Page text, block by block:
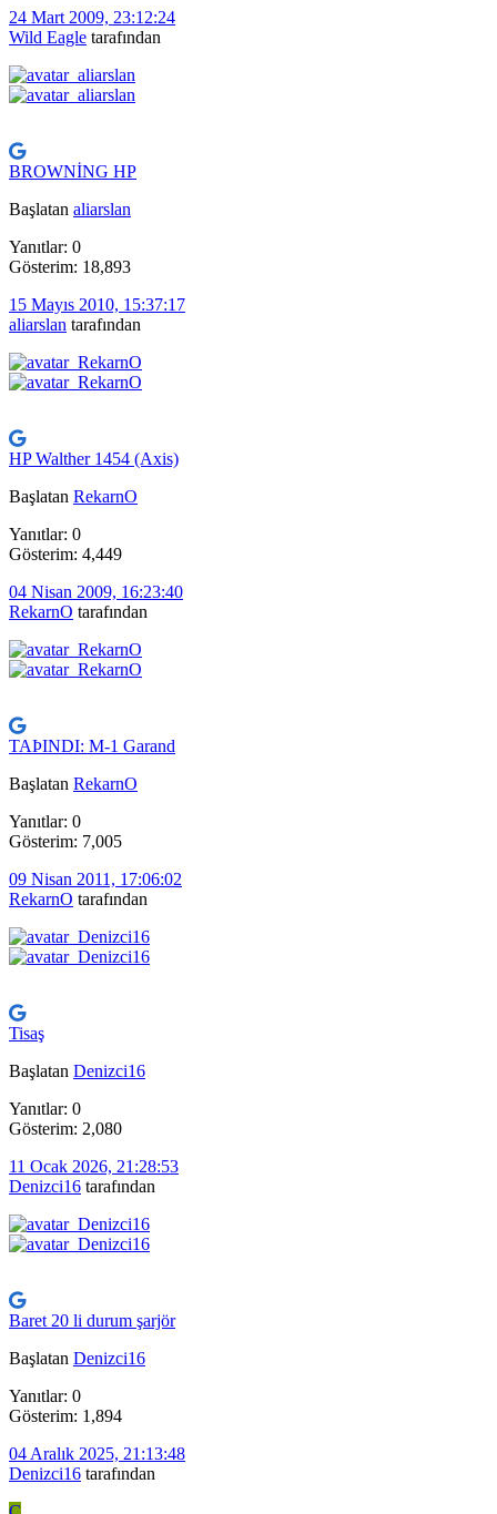
24 Mart 2009, 23:12:24
Wild Eagle tarafından
BROWNİNG HP
Başlatan aliarslan
Yanıtlar: 0
Gösterim: 18,893
15 Mayıs 2010, 15:37:17
aliarslan tarafından
HP Walther 1454 (Axis)
Başlatan RekarnO
Yanıtlar: 0
Gösterim: 4,449
04 Nisan 2009, 16:23:40
RekarnO tarafından
TAÞINDI: M-1 Garand
Başlatan RekarnO
Yanıtlar: 0
Gösterim: 7,005
09 Nisan 2011, 17:06:02
RekarnO tarafından
Tisaş
Başlatan Denizci16
Yanıtlar: 0
Gösterim: 2,080
11 Ocak 2026, 21:28:53
Denizci16 tarafından
Baret 20 li durum şarjör
Başlatan Denizci16
Yanıtlar: 0
Gösterim: 1,894
04 Aralık 2025, 21:13:48
Denizci16 tarafından